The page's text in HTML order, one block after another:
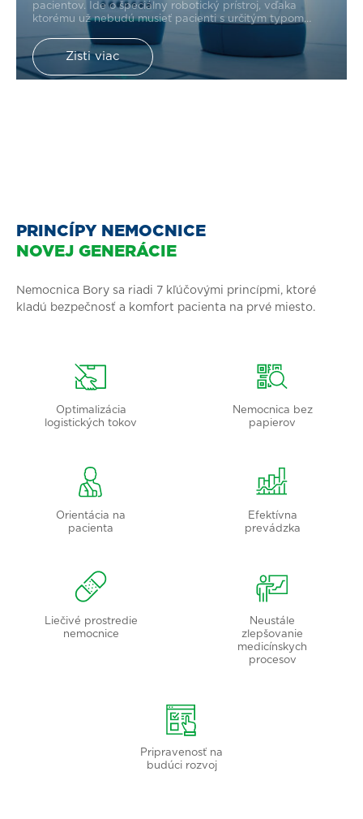
pacientov. Ide o špeciálny robotický prístroj, vďaka
ktorému už nebudú musieť pacienti s určitým typom
onkologických diagnóz dochádzať za liečbou do
zahraničia.
Zisti viac
PRINCÍPY NEMOCNICE
NOVEJ GENERÁCIE
Nemocnica Bory sa riadi 7 kľúčovými princípmi, ktoré
kladú bezpečnosť a komfort pacienta na prvé miesto.
Optimalizácia
logistických tokov
Nemocnica bez
papierov
Orientácia na
pacienta
Efektívna
prevádzka
Liečivé prostredie
nemocnice
Neustále
zlepšovanie
medicínskych
procesov
Pripravenosť na
budúci rozvoj